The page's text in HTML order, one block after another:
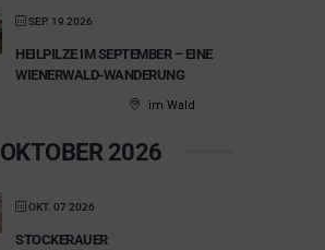
SEP. 19 2026
HEILPILZE IM SEPTEMBER – EINE
WIENERWALD-WANDERUNG
im Wald
OKTOBER 2026
OKT. 07 2026
STOCKERAUER